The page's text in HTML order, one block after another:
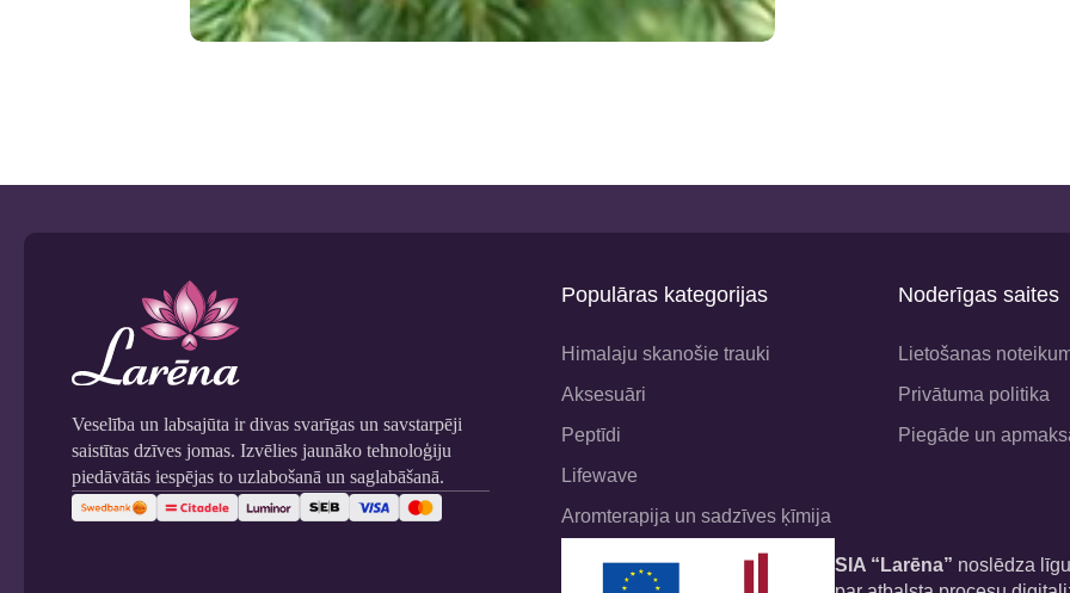
Veselība un labsajūta ir divas svarīgas un savstarpēji
saistītas dzīves jomas. Izvēlies jaunāko tehnoloģiju
piedāvātās iespējas to uzlabošanā un saglabāšanā.
Populāras kategorijas
Himalaju skanošie trauki
Aksesuāri
Peptīdi
Lifewave
Aromterapija un sadzīves ķīmija
Noderīgas saites
Lietošanas
Privātuma politika
Piegāde un
SIA “Larēna” noslēdza